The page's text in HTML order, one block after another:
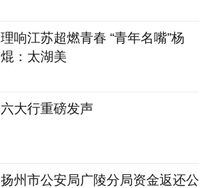
理响江苏超燃青春 “青年名嘴”杨
焜：太湖美
六大行重磅发声
扬州市公安局广陵分局资金返还公